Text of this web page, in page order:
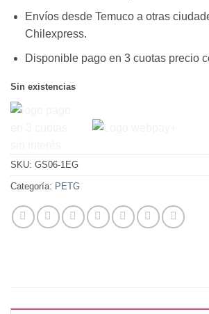
Envíos desde Temuco a otras
Chilexpress.
Disponible pago en 3 cuotas precio
Sin existencias
SKU: GS06-1EG
Categoría: PETG